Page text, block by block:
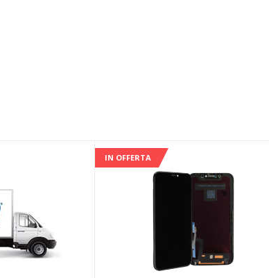
IN OFFERTA